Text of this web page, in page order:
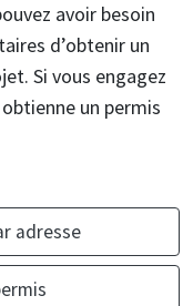
avoir besoin
d’obtenir un
Si vous engagez
un permis
adresse